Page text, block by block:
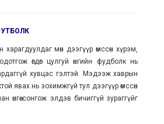
мөн дээгүүр өмссөн хүрэм,
өгдөг цулгуй өнгийн фудболк нь
хувцас гэлтэй. Мэдээж хаврын
явах нь зохимжгүй тул дээгүүр өмссөн
өнгөө сонгож элдэв бичиггүй зураггүйг